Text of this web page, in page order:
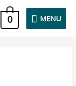
MENU
MENU
0